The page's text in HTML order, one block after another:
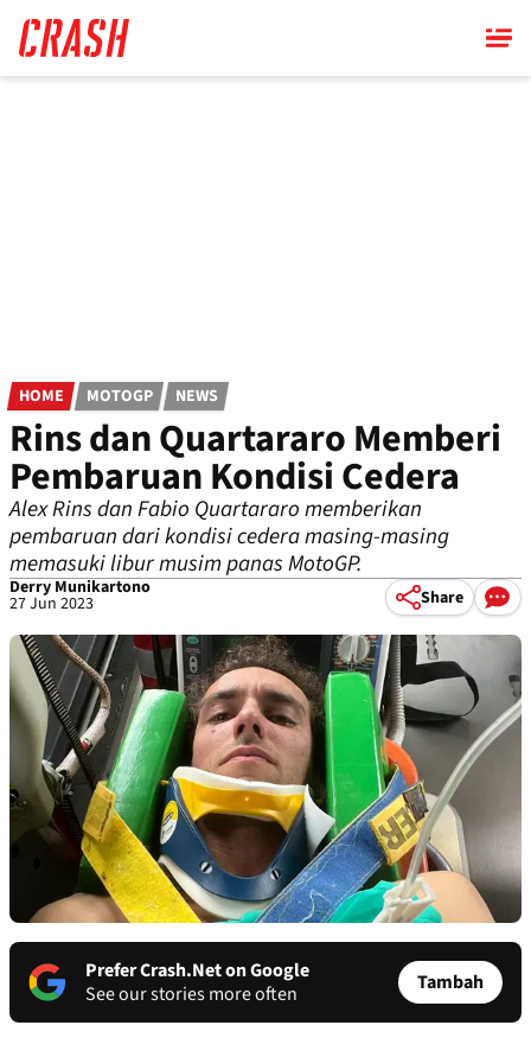
main
content
HOME MOTOGP NEWS
Rins dan Quartararo Memberi
Pembaruan Kondisi Cedera
Alex Rins dan Fabio Quartararo memberikan
pembaruan dari kondisi cedera masing-masing
memasuki libur musim panas MotoGP.
Derry Munikartono
27 Jun 2023 Share
Prefer Crash.Net on Google
See our stories more often
Tambah